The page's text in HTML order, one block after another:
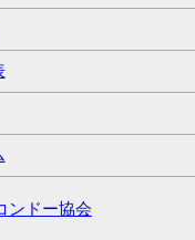
ドー協会